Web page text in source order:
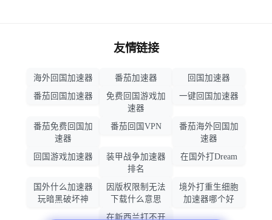
友情链接
海外回国加速器 番茄加速器
回国加速器
番茄回国加速器
免费回国游戏加
速器
一键回国加速器
番茄免费回国加
速器
番茄回国VPN
番茄海外回国加
速器
回国游戏加速器
装甲战争加速器
排名
在国外打Dream
国外什么加速器
玩暗黑破坏神
因版权限制无法
下载什么意思
境外打重生细胞
加速器哪个好
在新西兰打不开